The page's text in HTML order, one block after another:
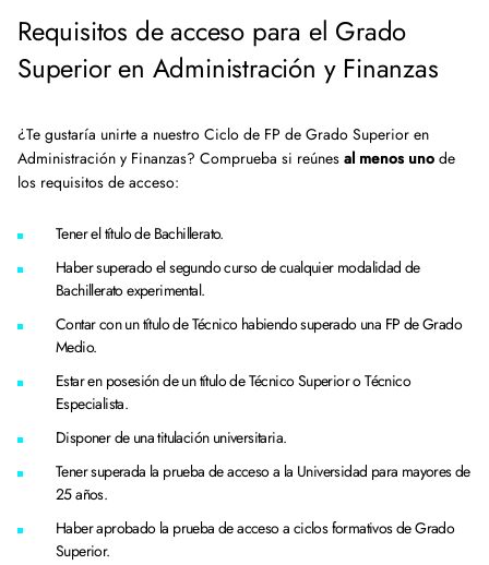
Requisitos de acceso para el Grado
Superior en Administración y Finanzas
¿Te gustaría unirte a nuestro Ciclo de FP de Grado Superior en
Administración y Finanzas? Comprueba si reúnes al menos uno de
los requisitos de acceso:
Tener el título de Bachillerato.
Haber superado el segundo curso de cualquier modalidad de
Bachillerato experimental.
Contar con un título de Técnico habiendo superado una FP de Grado
Medio.
Estar en posesión de un título de Técnico Superior o Técnico
Especialista.
Disponer de una titulación universitaria.
Tener superada la prueba de acceso a la Universidad para mayores de
25 años.
Haber aprobado la prueba de acceso a ciclos formativos de Grado
Superior.